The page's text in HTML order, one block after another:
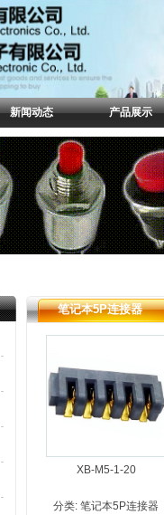
新闻动态 产品展示
笔记本5P连接器
XB-M5-1-20
分类: 笔记本5P连接器